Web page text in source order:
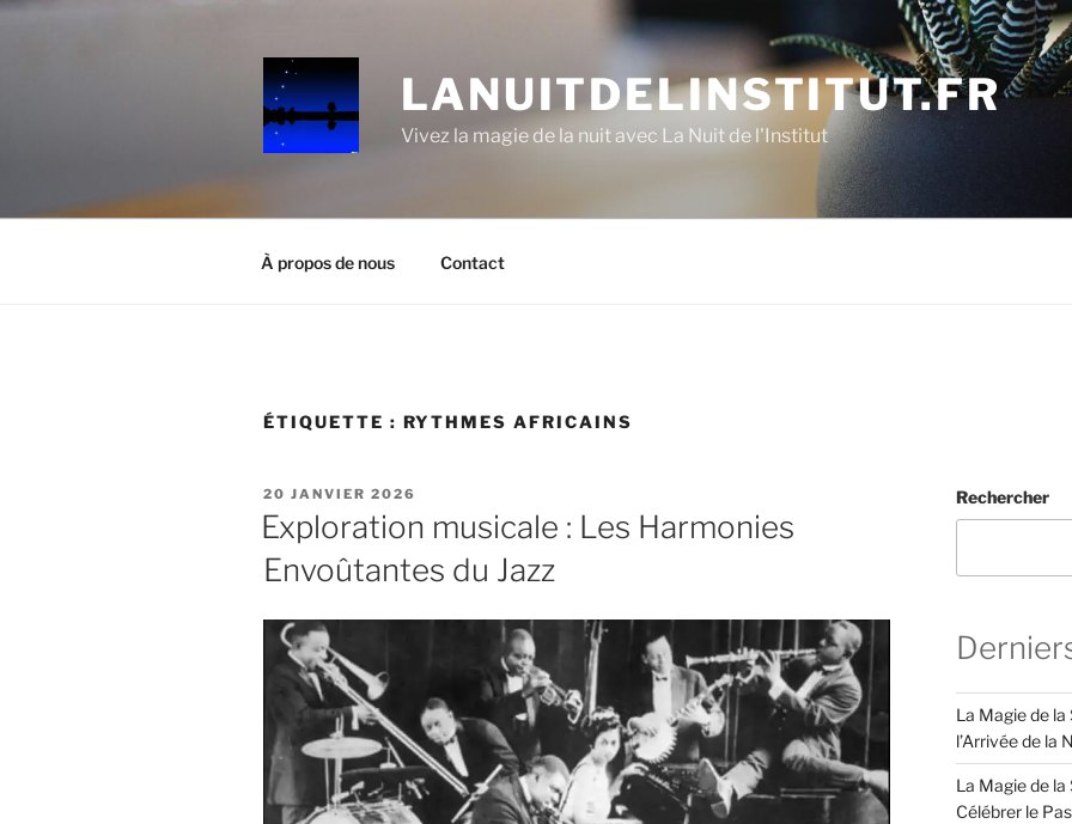
Aller
LANUITDELINSTITUT.FR
Vivez la magie de la nuit avec La Nuit de l'Institut
À propos de nous Contact
ÉTIQUETTE : RYTHMES AFRICAINS
PUBLIÉ
LE
20 JANVIER 2026
Exploration musicale : Les Harmonies
Envoûtantes du Jazz
Rechercher
La Magie de la
l’Arrivée de la
La Magie de la
Célébrer le